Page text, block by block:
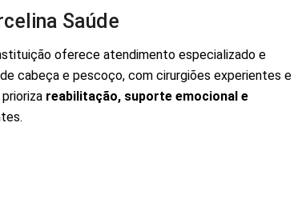
Saúde
oferece atendimento especializado e
cabeça e pescoço, com cirurgiões experientes e
reabilitação, suporte emocional e